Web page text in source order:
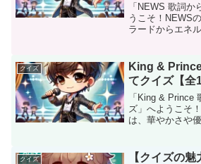
「NEWS 歌詞か
うこそ！NEWS
ラードからエネ
さで多くのファ
のクイズでは、
クイズ
King &
てクイズ【全
「King & Prince
ズ」へようこそ
は、華やかさや
ックアップし、
クイズ
【クイズの